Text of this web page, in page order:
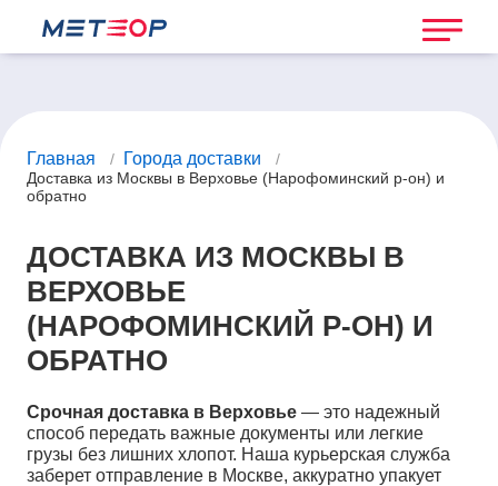
Главная / Города доставки
/
Доставка из Москвы в Верховье (Нарофоминский р-он) и
обратно
ДОСТАВКА ИЗ МОСКВЫ В
ВЕРХОВЬЕ
(НАРОФОМИНСКИЙ Р-ОН) И
ОБРАТНО
Срочная доставка в Верховье — это надежный
способ передать важные документы или легкие
грузы без лишних хлопот. Наша курьерская служба
заберет отправление в Москве, аккуратно упакует